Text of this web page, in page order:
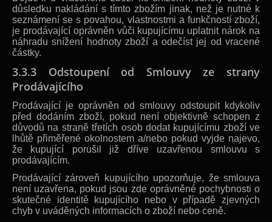
důsledku nakládání s tímto zbožím jinak, než je nutné k
seznámení se s povahou, vlastnostmi a funkčností zboží,
je prodávající oprávněn vůči kupujícímu uplatnit nárok na
náhradu snížení hodnoty zboží a odečíst jej od vracené
částky.
3.3.3 Odstoupení od Smlouvy ze strany
Prodávajícího
Prodávající je oprávněn od smlouvy odstoupit kdykoliv
před dodáním zboží, pokud není objektivně schopen z
důvodů na straně třetích osob dodat kupujícímu zboží ve
lhůtě přiměřené okolnostem a/nebo pokud vyjde najevo,
že kupující porušil již dříve uzavřenou smlouvu s
prodávajícím.
Prodávající zároveň kupujícího upozorňuje, že smlouva
není uzavřena, pokud jsou zde oprávněné pochybnosti o
skutečné identitě kupujícího nebo v případě zjevných
chyb v uváděných informacích o zboží nebo ceně.